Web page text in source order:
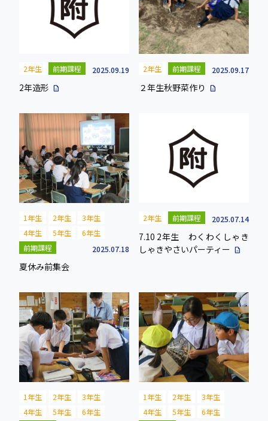
2年生 前期課程 2025.09.19
2年造形 description
2年生 前期課程 2025.09.17
２年生秋野菜作り description
1年生 2年生
3年生
4年生
5年生
6年生
前期課程
2025.07.18
夏休み前集会
2年生 前期課程 2025.07.14
7.10 2年生 わくわくしゃき
しゃきやさいパーティー description
1年生 2年生
3年生
4年生
5年生
6年生
1年生 2年生
3年生
4年生
5年生
6年生